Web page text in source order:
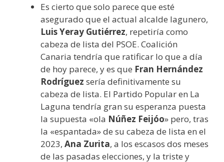
Es cierto que solo parece que esté
asegurado que el actual alcalde lagunero,
Luis Yeray Gutiérrez, repetiría como
cabeza de lista del PSOE. Coalición
Canaria tendría que ratificar lo que a día
de hoy parece, y es que Fran Hernández
Rodríguez sería definitivamente su
cabeza de lista. El Partido Popular en La
Laguna tendría gran su esperanza puesta
la supuesta «ola Núñez Feijóo» pero, tras
la «espantada» de su cabeza de lista en el
2023, Ana Zurita, a los escasos dos meses
de las pasadas elecciones, y la triste y